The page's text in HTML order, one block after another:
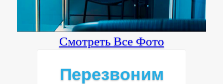
Смотреть Все Фото
Перезвоним